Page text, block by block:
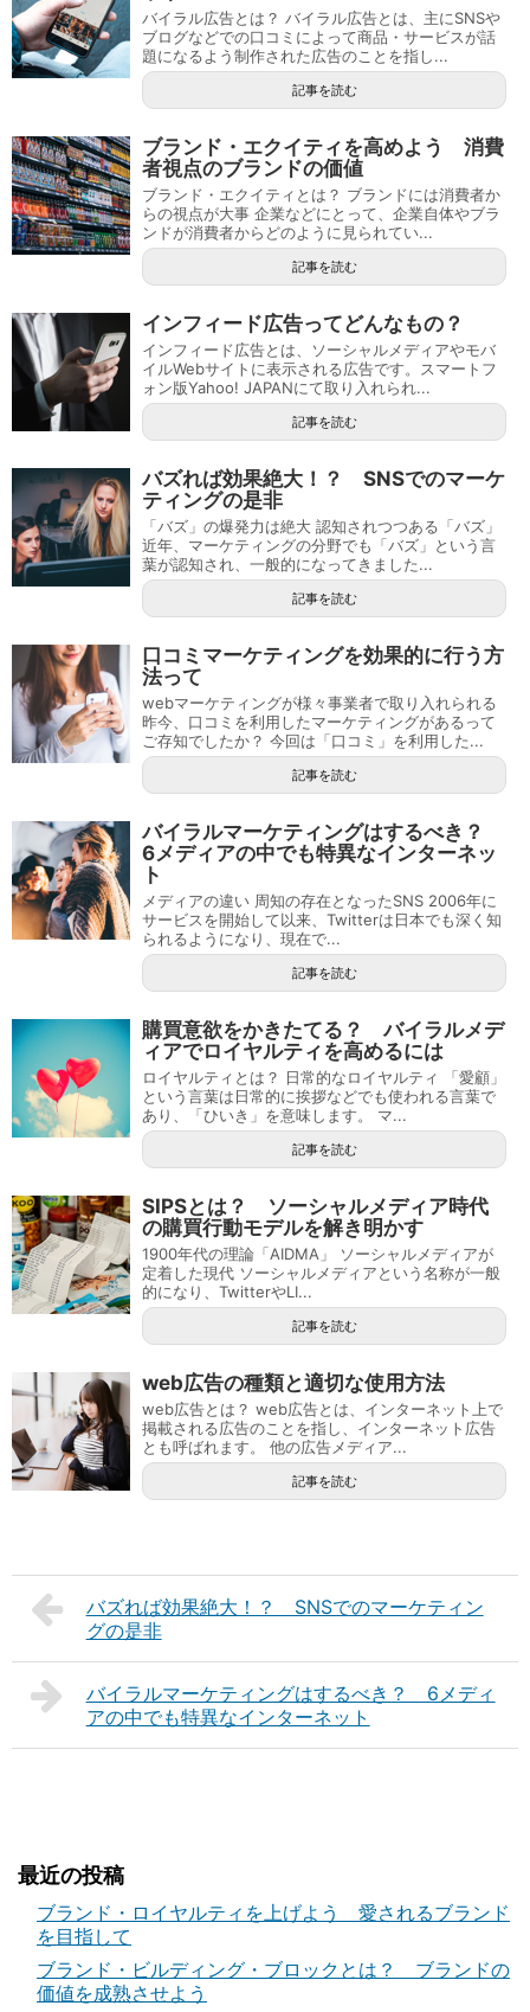
バイラル広告とは？ バイラル広告とは、主にSNSや
ブログなどでの口コミによって商品・サービスが話
題になるよう制作された広告のことを指し...
記事を読む
ブランド・エクイティを高めよう 消費
者視点のブランドの価値
ブランド・エクイティとは？ ブランドには消費者か
らの視点が大事 企業などにとって、企業自体やブラ
ンドが消費者からどのように見られてい...
記事を読む
インフィード広告ってどんなもの？
インフィード広告とは、ソーシャルメディアやモバ
イルWebサイトに表示される広告です。スマートフ
ォン版Yahoo! JAPANにて取り入れられ...
記事を読む
バズれば効果絶大！？ SNSでのマーケ
ティングの是非
「バズ」の爆発力は絶大 認知されつつある「バズ」
近年、マーケティングの分野でも「バズ」という言
葉が認知され、一般的になってきました...
記事を読む
口コミマーケティングを効果的に行う方
法って
webマーケティングが様々事業者で取り入れられる
昨今、口コミを利用したマーケティングがあるって
ご存知でしたか？ 今回は「口コミ」を利用した...
記事を読む
バイラルマーケティングはするべき？
6メディアの中でも特異なインターネッ
ト
メディアの違い 周知の存在となったSNS 2006年に
サービスを開始して以来、Twitterは日本でも深く知
られるようになり、現在で...
記事を読む
購買意欲をかきたてる？ バイラルメデ
ィアでロイヤルティを高めるには
ロイヤルティとは？ 日常的なロイヤルティ 「愛顧」
という言葉は日常的に挨拶などでも使われる言葉で
あり、「ひいき」を意味します。 マ...
記事を読む
SIPSとは？ ソーシャルメディア時代
の購買行動モデルを解き明かす
1900年代の理論「AIDMA」 ソーシャルメディアが
定着した現代 ソーシャルメディアという名称が一般
的になり、TwitterやLI...
記事を読む
web広告の種類と適切な使用方法
web広告とは？ web広告とは、インターネット上で
掲載される広告のことを指し、インターネット広告
とも呼ばれます。 他の広告メディア...
記事を読む
バズれば効果絶大！？ SNSでのマーケティン
グの是非
バイラルマーケティングはするべき？ 6メディ
アの中でも特異なインターネット
最近の投稿
ブランド・ロイヤルティを上げよう 愛されるブランド
を目指して
ブランド・ビルディング・ブロックとは？ ブランドの
価値を成熟させよう